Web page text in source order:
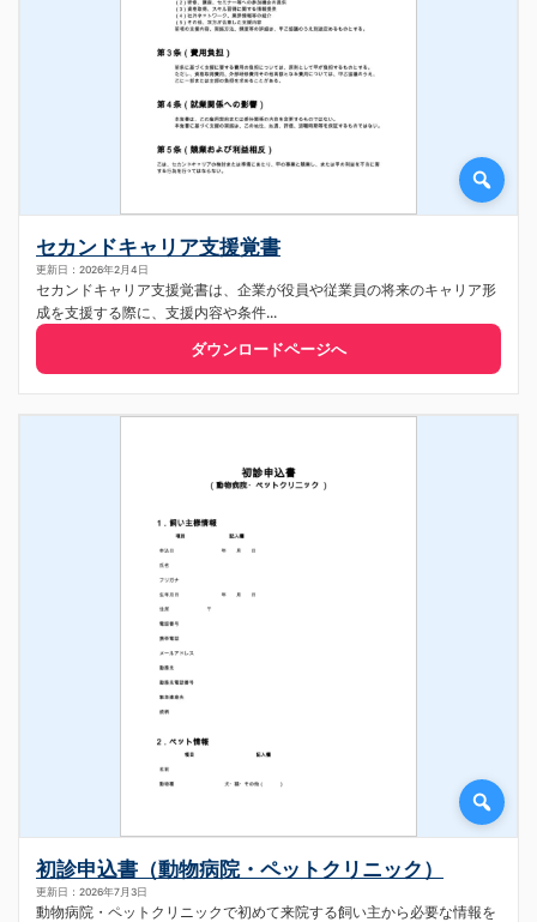
セカンドキャリア支援覚書
更新日：2026年2月4日
セカンドキャリア支援覚書は、企業が役員や従業員の将来のキャリア形
成を支援する際に、支援内容や条件...
ダウンロードページへ
初診申込書（動物病院・ペットクリニック）
更新日：2026年7月3日
動物病院・ペットクリニックで初めて来院する飼い主から必要な情報を